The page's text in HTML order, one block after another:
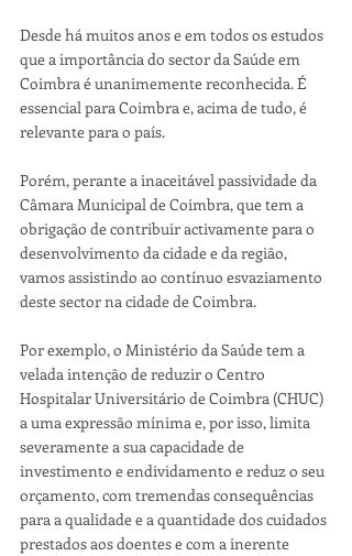
​Desde há muitos anos e em todos os estudos
que a importância do sector da Saúde em
Coimbra é unanimemente reconhecida. É
essencial para Coimbra e, acima de tudo, é
relevante para o país.
Porém, perante a inaceitável passividade da
Câmara Municipal de Coimbra, que tem a
obrigação de contribuir activamente para o
desenvolvimento da cidade e da região,
vamos assistindo ao contínuo esvaziamento
deste sector na cidade de Coimbra.
Por exemplo, o Ministério da Saúde tem a
velada intenção de reduzir o Centro
Hospitalar Universitário de Coimbra (CHUC)
a uma expressão mínima e, por isso, limita
severamente a sua capacidade de
investimento e endividamento e reduz o seu
orçamento, com tremendas consequências
para a qualidade e a quantidade dos cuidados
prestados aos doentes e com a inerente